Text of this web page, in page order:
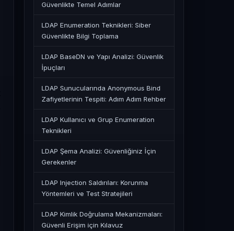
Güvenlikte Temel Adımlar
LDAP Enumeration Teknikleri: Siber
Güvenlikte Bilgi Toplama
LDAP BaseDN ve Yapı Analizi: Güvenlik
İpuçları
LDAP Sunucularında Anonymous Bind
Zafiyetlerinin Tespiti: Adım Adım Rehber
LDAP Kullanıcı ve Grup Enumeration
Teknikleri
LDAP Şema Analizi: Güvenliğiniz İçin
Gerekenler
LDAP Injection Saldırıları: Korunma
Yöntemleri ve Test Stratejileri
LDAP Kimlik Doğrulama Mekanizmaları:
Güvenli Erişim için Kılavuz